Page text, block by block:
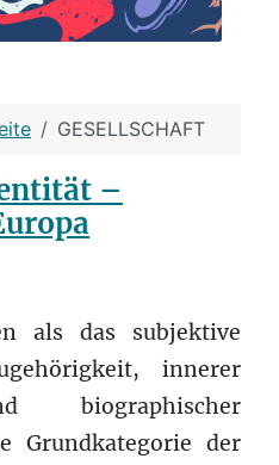
GESELLSCHAFT
–
als das subjektive
innerer
biographischer
Grundkategorie der